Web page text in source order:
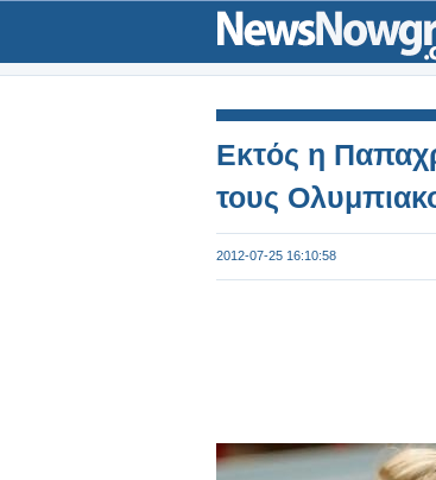
Εκτός η
τους
2012-07-25 16:10:58